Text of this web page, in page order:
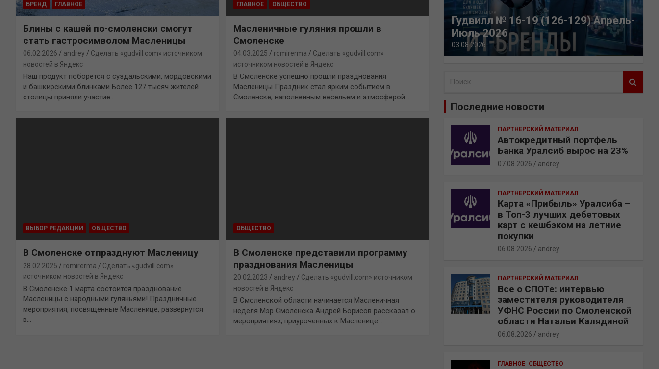
БРЕНД ГЛАВНОЕ
Блины с кашей по-смоленски смогут
стать гастросимволом Масленицы
06.02.2026 andrey
Сделать «gudvill.com» источником
новостей в Яндекс
Наш продукт поборется с суздальскими, мордовскими
и башкирскими блинками Более 127 тысяч жителей
столицы приняли участие…
ГЛАВНОЕ ОБЩЕСТВО
Масленичные гуляния прошли в
Смоленске
04.03.2025 romirerma
Сделать «gudvill.com»
источником новостей в Яндекс
В Смоленске успешно прошли празднования
Масленицы Праздник стал ярким событием в
Смоленске, наполненным весельем и атмосферой…
ВЫБОР РЕДАКЦИИ ОБЩЕСТВО
В Смоленске отпразднуют Масленицу
28.02.2025 romirerma
Сделать «gudvill.com»
источником новостей в Яндекс
В Смоленске 1 марта состоится празднование
Масленицы с народными гуляньями! Праздничные
мероприятия, посвященные Масленице, развернутся
в…
ОБЩЕСТВО
В Смоленске представили программу
празднования Масленицы
20.02.2023 andrey
Сделать «gudvill.com» источником
новостей в Яндекс
В Смоленской области начинается Масленичная
неделя Мэр Смоленска Андрей Борисов рассказал о
мероприятиях, приуроченных к Масленице.…
Гудвилл № 16-19 (126-129) Апрель-
Июль 2026
03.08.2026
Последние новости
ПАРТНЕРСКИЙ МАТЕРИАЛ
Автокредитный портфель
Банка Уралсиб вырос на 23%
07.08.2026 andrey
ПАРТНЕРСКИЙ МАТЕРИАЛ
Карта «Прибыль» Уралсиба –
в Топ-3 лучших дебетовых
карт с кешбэком на летние
покупки
06.08.2026 andrey
ПАРТНЕРСКИЙ МАТЕРИАЛ
Все о СПОТе: интервью
заместителя руководителя
УФНС России по Смоленской
области Натальи Калядиной
06.08.2026 andrey
ГЛАВНОЕ ОБЩЕСТВО